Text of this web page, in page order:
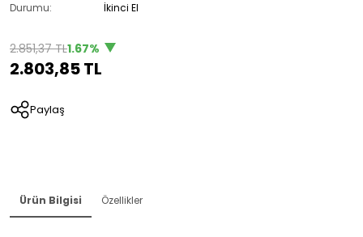
Durumu: İkinci El
2.851,37 TL1.67%
2.803,85 TL
Paylaş
Ürün Bilgisi Özellikler